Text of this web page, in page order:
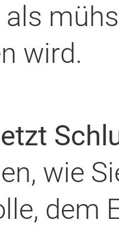
wird.
wie
dem